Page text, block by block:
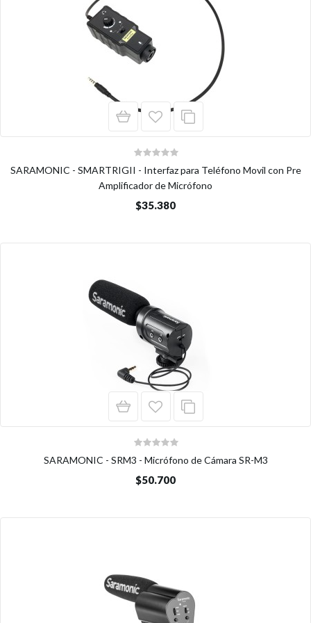
SARAMONIC - SMARTRIGII - Interfaz para Teléfono Movil con Pre
Amplificador de Micrófono
$35.380
SARAMONIC - SRM3 - Micrófono de Cámara SR-M3
$50.700